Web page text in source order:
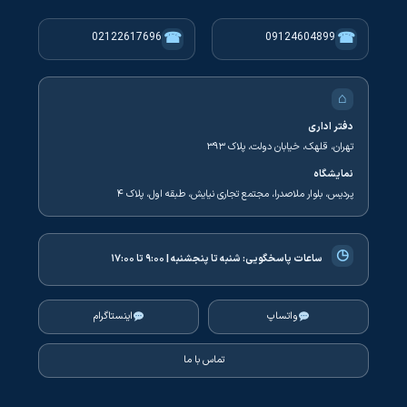
☎
09124604899
☎
02122617696
⌂
دفتر اداری
تهران، قلهک، خیابان دولت، پلاک ۳۹۳
نمایشگاه
پردیس، بلوار ملاصدرا، مجتمع تجاری نیایش، طبقه اول، پلاک ۴
◷ ساعات پاسخگویی:شنبه تا پنجشنبه | ۹:۰۰ تا ۱۷:۰۰
واتساپ اینستاگرام
تماس با ما